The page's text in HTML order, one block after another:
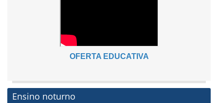
OFERTA EDUCATIVA
Ensino noturno